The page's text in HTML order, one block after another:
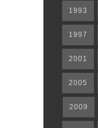
1993
1997
2001
2005
2009